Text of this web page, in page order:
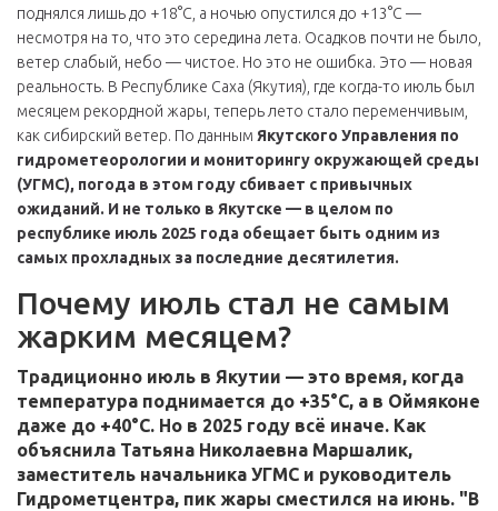
поднялся лишь до +18°C, а ночью опустился до +13°C —
несмотря на то, что это середина лета. Осадков почти не было,
ветер слабый, небо — чистое. Но это не ошибка. Это — новая
реальность. В Республике Саха (Якутия) , где когда-то июль был
месяцем рекордной жары, теперь лето стало переменчивым,
как сибирский ветер. По данным Якутского Управления по
гидрометеорологии и мониторингу окружающей среды
(УГМС), погода в этом году сбивает с привычных
ожиданий. И не только в Якутске — в целом по
республике июль 2025 года обещает быть одним из
самых прохладных за последние десятилетия.
Почему июль стал не самым
жарким месяцем?
Традиционно июль в Якутии — это время, когда
температура поднимается до +35°C, а в Оймяконе
даже до +40°C. Но в 2025 году всё иначе. Как
объяснила Татьяна Николаевна Маршалик,
заместитель начальника УГМС и руководитель
Гидрометцентра, пик жары сместился на июнь. "В